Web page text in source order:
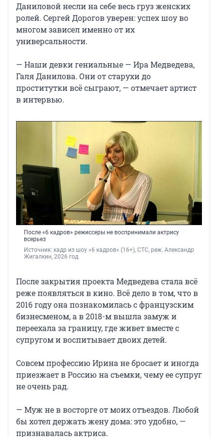
Даниловой несли на себе весь груз женских
ролей. Сергей Дорогов уверен: успех шоу во
многом зависел именно от их
универсальности.
— Наши девки гениальные — Ира Медведева,
Галя Данилова. Они от старухи до
проститутки всё сыграют, — отмечает артист
в интервью.
После «6 кадров» режиссеры не воспринимали актрису
всерьез
Источник: кадр из шоу «6 кадров» (16+), СТС, реж. Александр
Жигалкин, 2026 год
После закрытия проекта Медведева стала всё
реже появляться в кино. Всё дело в том, что в
2016 году она познакомилась с французским
бизнесменом, а в 2018-м вышла замуж и
переехала за границу, где живет вместе с
супругом и воспитывает двоих детей.
Совсем профессию Ирина не бросает и иногда
приезжает в Россию на съемки, чему ее супруг
не очень рад.
— Муж не в восторге от моих отъездов. Любой
бы хотел держать жену дома: это удобно, —
признавалась актриса.